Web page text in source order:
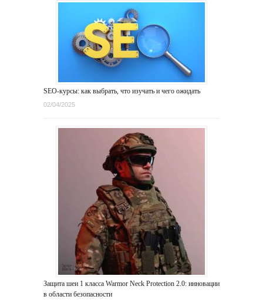
SEO-курсы: как выбрать, что изучать и чего ожидать
02/04/2025
Защита шеи 1 класса Warmor Neck Protection 2.0: инновации
в области безопасности